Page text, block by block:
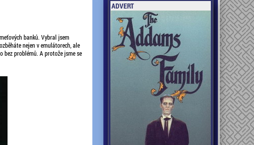
banků. Vybral jsem
nejen v emulátorech, ale
bez problémů. A protože jsme se
ADVERT